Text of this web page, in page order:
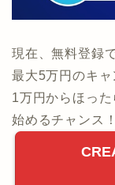
現在、無料登録
最大5万円のキャ
1万円からほっ
始めるチャンス！